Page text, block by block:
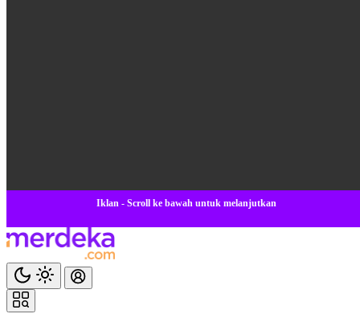
Iklan - Scroll ke bawah untuk melanjutkan